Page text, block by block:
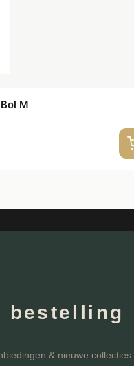
M
bestelling
& nieuwe collecties.